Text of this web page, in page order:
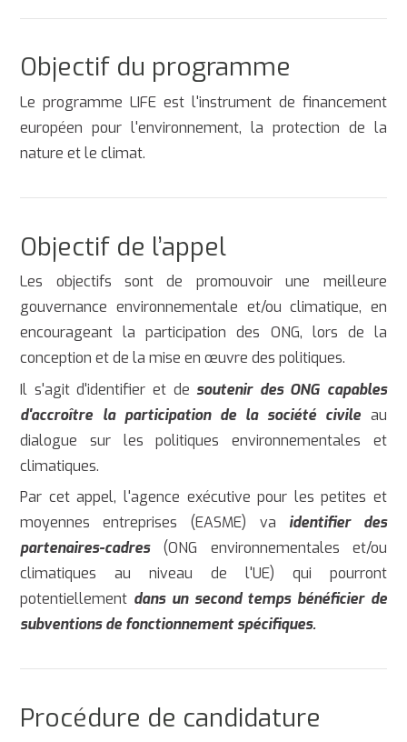
Objectif du programme
Le programme LIFE est l'instrument de financement
européen pour l'environnement, la protection de la
nature et le climat.
Objectif de l’appel
Les objectifs sont de promouvoir une meilleure
gouvernance environnementale et/ou climatique, en
encourageant la participation des ONG, lors de la
conception et de la mise en œuvre des politiques.
Il s'agit d'identifier et de soutenir des ONG capables
d'accroître la participation de la société civile au
dialogue sur les politiques environnementales et
climatiques.
Par cet appel, l'agence exécutive pour les petites et
moyennes entreprises (EASME) va identifier des
partenaires-cadres(ONG environnementales et/ou
climatiques au niveau de l'UE) qui pourront
potentiellement dans un second temps bénéficier de
subventions de fonctionnement spécifiques.
Procédure de candidature